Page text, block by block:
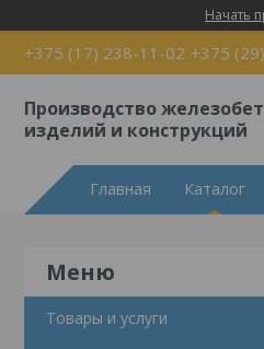
Начать
+375 (17) 238-11-02 +375
Производство
изделий и конструкций
Главная Каталог
Товары и услуги